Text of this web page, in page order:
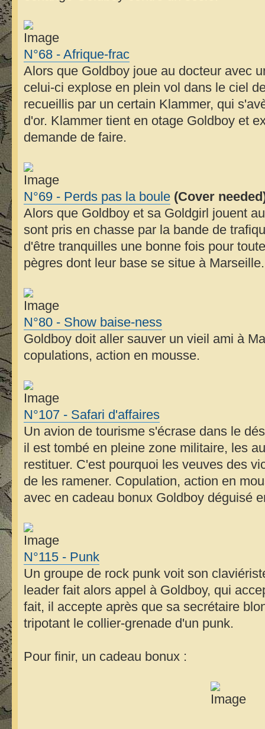
N°68 - Afrique-frac
Alors que Goldboy joue au docteur avec
celui-ci explose en plein vol dans le ciel
recueillis par un certain Klammer, qui
d'or. Klammer tient en otage Goldboy et
demande de faire.
N°69 - Perds pas la boule (Cover
Alors que Goldboy et sa Goldgirl jouent
sont pris en chasse par la bande de
d'être tranquilles une bonne fois pour
pègres dont leur base se situe à Marseille.
N°80 - Show baise-ness
Goldboy doit aller sauver un vieil ami à
copulations, action en mousse.
N°107 - Safari d'affaires
Un avion de tourisme s'écrase dans le
il est tombé en pleine zone militaire, les
restituer. C'est pourquoi les veuves des
de les ramener. Copulation, action en
avec en cadeau bonux Goldboy déguisé
N°115 - Punk
Un groupe de rock punk voit son
leader fait alors appel à Goldboy, qui
fait, il accepte après que sa secrétaire
tripotant le collier-grenade d'un punk.
Pour finir, un cadeau bonux :